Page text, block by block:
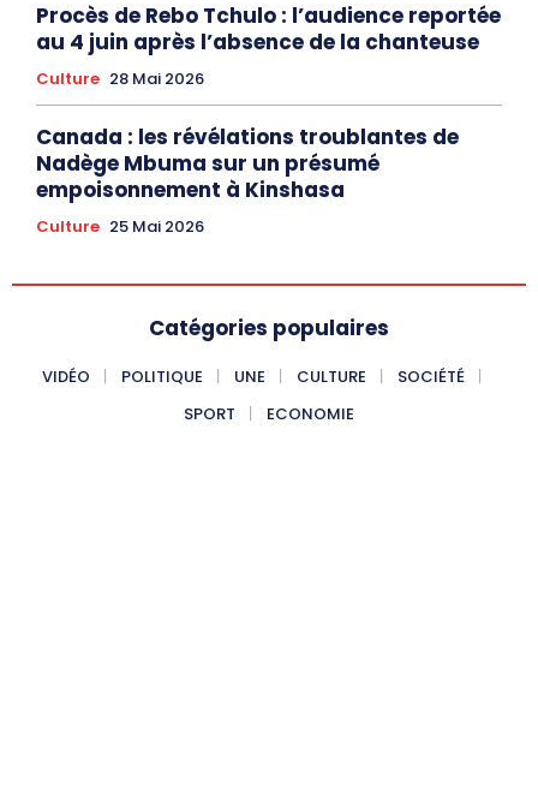
Procès de Rebo Tchulo : l’audience reportée
au 4 juin après l’absence de la chanteuse
Culture 28 Mai 2026
Canada : les révélations troublantes de
Nadège Mbuma sur un présumé
empoisonnement à Kinshasa
Culture 25 Mai 2026
Catégories populaires
VIDÉO POLITIQUE UNE CULTURE
SOCIÉTÉ
SPORT
ECONOMIE